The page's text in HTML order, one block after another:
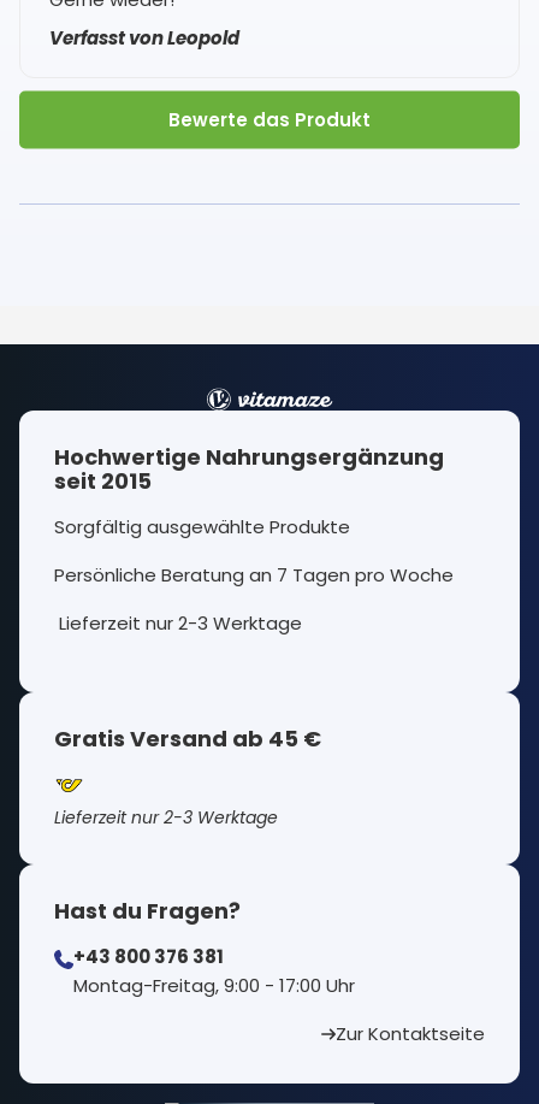
Verfasst von Leopold
Bewerte das Produkt
Hochwertige Nahrungsergänzung
seit 2015
Sorgfältig ausgewählte Produkte
Persönliche Beratung an 7 Tagen pro Woche
Lieferzeit nur 2-3 Werktage
Gratis Versand ab 45 €
Lieferzeit nur 2-3 Werktage
Hast du Fragen?
+43 800 376 381
⁠Montag-Freitag, 9:00 - 17:00 Uhr
Zur Kontaktseite